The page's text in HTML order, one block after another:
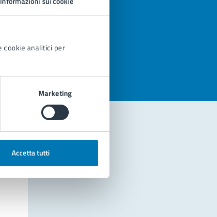
cookie analitici per
Marketing
Accetta tutti